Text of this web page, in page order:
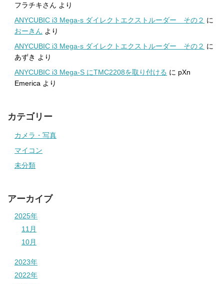
フラチキさん より
ANYCUBIC i3 Mega-s ダイレクトエクストルーダー その２ に
おーきん より
ANYCUBIC i3 Mega-s ダイレクトエクストルーダー その２ に
あずき より
ANYCUBIC i3 Mega-S にTMC2208を取り付ける に pXn
Emerica より
カテゴリー
カメラ・写真
マイコン
未分類
アーカイブ
2025年
11月
10月
2023年
2022年